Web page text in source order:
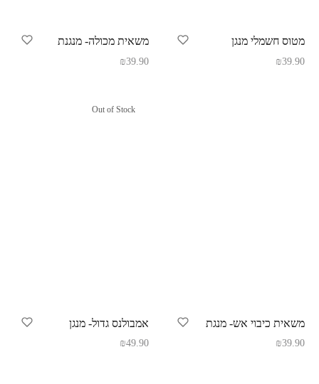
מטוס חשמלי מנגן
₪39.90
משאית מכולה- מנגנת
₪39.90
משאית כיבוי אש- מנגת
₪39.90
Out of Stock
אמבולנס גדול- מנגן
₪49.90